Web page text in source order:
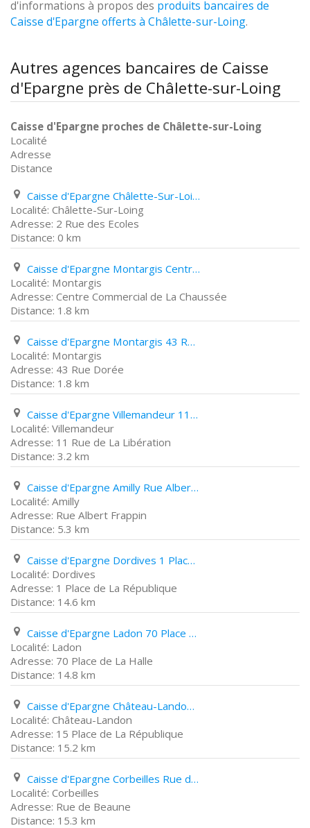
d'informations à propos des produits bancaires de
Caisse d'Epargne offerts à Châlette-sur-Loing.
Autres agences bancaires de Caisse
d'Epargne près de Châlette-sur-Loing
Caisse d'Epargne proches de Châlette-sur-Loing
Localité
Adresse
Distance
Caisse d'Epargne Châlette-Sur-Loing 2 Rue des Ecoles
Châlette-Sur-Loing
2 Rue des Ecoles
0 km
Caisse d'Epargne Montargis Centre Commercial de La Chaussée
Montargis
Centre Commercial de La Chaussée
1.8 km
Caisse d'Epargne Montargis 43 Rue Dorée
Montargis
43 Rue Dorée
1.8 km
Caisse d'Epargne Villemandeur 11 Rue de La Libération
Villemandeur
11 Rue de La Libération
3.2 km
Caisse d'Epargne Amilly Rue Albert Frappin
Amilly
Rue Albert Frappin
5.3 km
Caisse d'Epargne Dordives 1 Place de La République
Dordives
1 Place de La République
14.6 km
Caisse d'Epargne Ladon 70 Place de La Halle
Ladon
70 Place de La Halle
14.8 km
Caisse d'Epargne Château-Landon 15 Place de La République
Château-Landon
15 Place de La République
15.2 km
Caisse d'Epargne Corbeilles Rue de Beaune
Corbeilles
Rue de Beaune
15.3 km